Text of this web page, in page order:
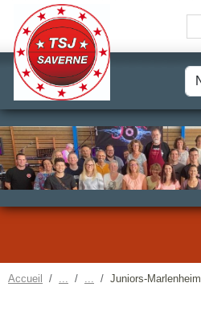
Accueil Juniors-Marlenheim
Panneau de gestion des cookies